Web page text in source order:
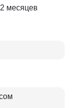
месяцев